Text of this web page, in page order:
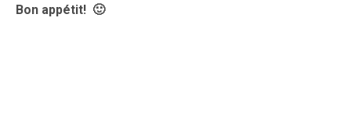
Bon appétit! 🙂